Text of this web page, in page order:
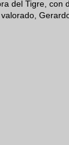
del Tigre,